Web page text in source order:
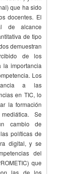
que ha sido
docentes. El
de alcance
de tipo
demuestran
de los
importancia
Los
a las
en TIC, lo
la formación
Se
cambio de
políticas de
digital, y se
del
que
las de los